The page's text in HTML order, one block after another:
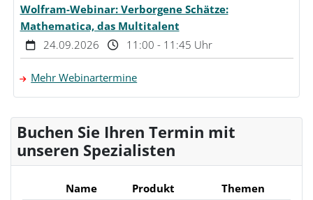
Wolfram-Webinar: Verborgene Schätze:
Mathematica, das Multitalent
24.09.2026
11:00 - 11:45 Uhr
Mehr Webinartermine
Buchen Sie Ihren Termin mit
unseren Spezialisten
Name Produkt Themen